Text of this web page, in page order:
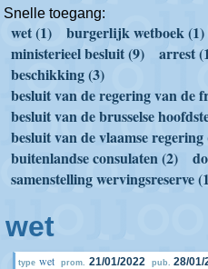
Snelle toegang:
wet (1) burgerlijk wetboek (1)
ministerieel besluit (9)
arrest
beschikking (3)
besluit van de regering van de
besluit van de brusselse
besluit van de vlaamse regering
buitenlandse consulaten (2)
samenstelling wervingsreserve
wet
type wet prom. 21/01/2022 pub. 28/01/